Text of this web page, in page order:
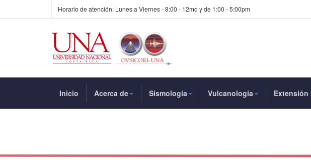
Horario de atención: Lunes a Viernes - 8:00 - 12md y de 1:00 - 5:00pm
Inicio Acerca de Sismología Vulcanología Extensión